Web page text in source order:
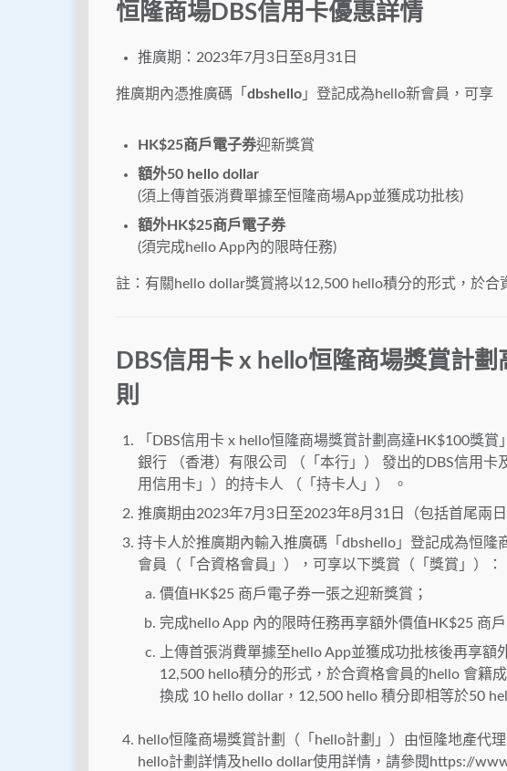
恒隆商場DBS信用卡優惠詳情
推廣期：2023年7月3日至8月31日
推廣期內憑推廣碼「 dbshello 」登記成為hello新會員，可享
HK$25商戶電子券迎新獎賞
額外50 hello dollar
(須上傳首張消費單據至恒隆商場App並獲成功批核)
額外HK$25商戶電子券
(須完成hello App內的限時任務)
註：有關hello dollar獎賞將以12,500 hello積分的形式，於合
DBS信用卡 x hello恒隆商場獎賞計
則
「DBS信用卡 x hello恒隆商場獎賞計劃高達HK$100獎
銀行 （香港）有限公司 （「本行」） 發出的DBS信用
用信用卡」）的持卡人 （「持卡人」） 。
推廣期由2023年7月3日至2023年8月31日（包括首尾兩
持卡人於推廣期內輸入推廣碼「dbshello」登記成為恒隆
會員（「合資格會員」），可享以下獎賞（「獎賞」）：
價值HK$25 商戶電子券一張之迎新獎賞；
完成hello App 內的限時任務再享額外價值HK$25 商
上傳首張消費單據至hello App並獲成功批核後再享
12,500 hello積分的形式，於合資格會員的hello 會籍
換成 10 hello dollar，12,500 hello 積分即相等於50
hello恒隆商場獎賞計劃（「hello計劃」）由恒隆地產代
hello計劃詳情及hello dollar使用詳情，請參閱https://